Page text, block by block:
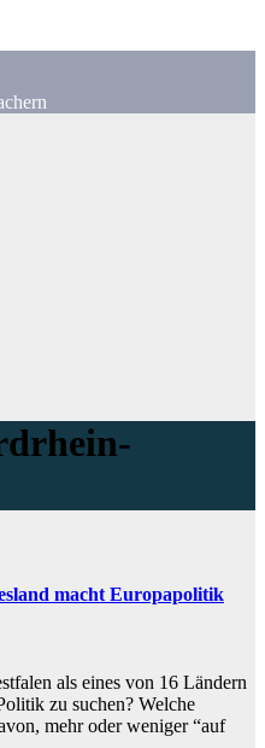
macht Europapolitik
als eines von 16 Ländern
zu suchen? Welche
mehr oder weniger “auf